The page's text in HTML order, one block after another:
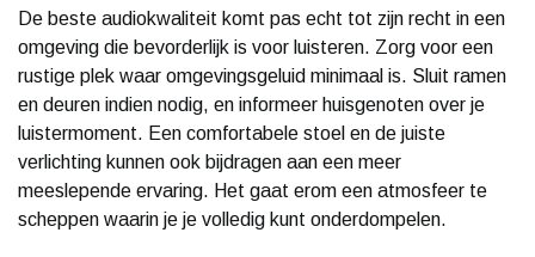
De beste audiokwaliteit komt pas echt tot zijn recht in een
omgeving die bevorderlijk is voor luisteren. Zorg voor een
rustige plek waar omgevingsgeluid minimaal is. Sluit ramen
en deuren indien nodig, en informeer huisgenoten over je
luistermoment. Een comfortabele stoel en de juiste
verlichting kunnen ook bijdragen aan een meer
meeslepende ervaring. Het gaat erom een atmosfeer te
scheppen waarin je je volledig kunt onderdompelen.